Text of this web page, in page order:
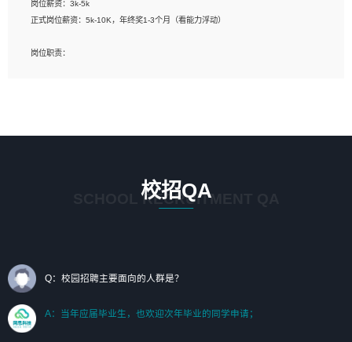
标志及吉祥物设计，效果图后期处理等。
1、艺术设计类相关专业；（其中需求分析顾问不限专业）
岗位薪资：3k-5k
正式岗位薪资：5k-10K，年终奖1-3个月（看能力浮动）
岗位职责：
2. 熟悉 前端常用框架, 能独立完成设计给予的 UI 效果;
3. 有良好的代码习惯, 低级错误出现频率低;
7. 了解或熟悉 WebGL 及相关框架优先。
（岗位人员专职于行业应用解决方案、项目申报方案、投标方案的策划编写）
校招QA
SCHOOL RECRUITMENT QA
Q：校园招聘主要面向的人群是？
A：当年应届毕业生，也欢迎次年毕业的同学申请；